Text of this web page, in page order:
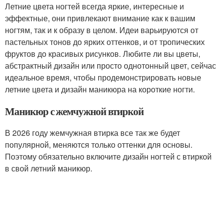
Летние цвета ногтей всегда яркие, интересные и
эффектные, они привлекают внимание как к вашим
ногтям, так и к образу в целом. Идеи варьируются от
пастельных тонов до ярких оттенков, и от тропических
фруктов до красивых рисунков. Любите ли вы цветы,
абстрактный дизайн или просто однотонный цвет, сейчас
идеальное время, чтобы продемонстрировать новые
летние цвета и дизайн маникюра на короткие ногти.
Маникюр с жемчужной втиркой
В 2026 году жемчужная втирка все так же будет
популярной, меняются только оттенки для основы.
Поэтому обязательно включите дизайн ногтей с втиркой
в свой летний маникюр.